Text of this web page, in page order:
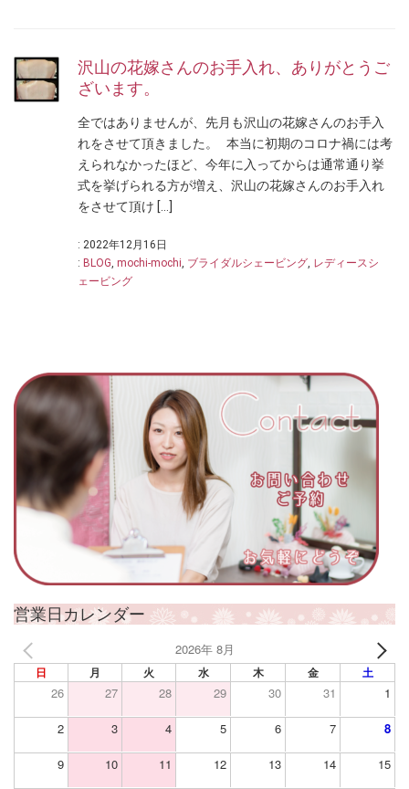
沢山の花嫁さんのお手入れ、ありがとうご
ざいます。
全ではありませんが、先月も沢山の花嫁さんのお手入
れをさせて頂きました。 本当に初期のコロナ禍には考
えられなかったほど、今年に入ってからは通常通り挙
式を挙げられる方が増え、沢山の花嫁さんのお手入れ
をさせて頂け […]
: 2022年12月16日
: BLOG, mochi-mochi, ブライダルシェービング, レディースシ
ェービング
営業日カレンダー
2026年 8月
日 月 火 水 木 金 土
26 27 28 29 30 31 1
2 3 4 5 6 7 8
9 10 11 12 13 14 15